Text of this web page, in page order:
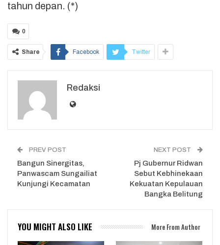
tahun depan. (*)
0
Share Facebook Twitter
Redaksi
PREV POST
Bangun Sinergitas,
Panwascam Sungailiat
Kunjungi Kecamatan
NEXT POST
Pj Gubernur Ridwan
Sebut Kebhinekaan
Kekuatan Kepulauan
Bangka Belitung
YOU MIGHT ALSO LIKE More From Author